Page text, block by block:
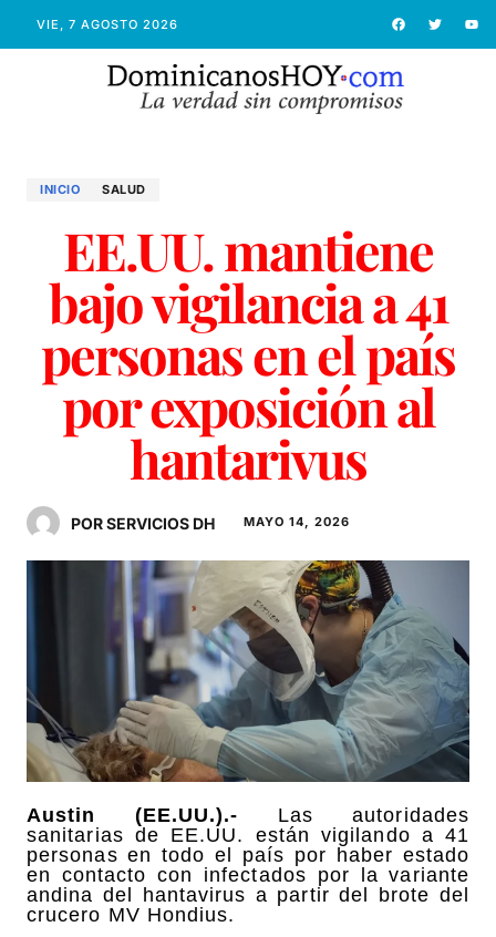
VIE, 7 AGOSTO 2026
INICIO SALUD
EE.UU. mantiene
bajo vigilancia a 41
personas en el país
por exposición al
hantarivus
POR SERVICIOS DH MAYO 14, 2026
Austin (EE.UU.).- Las autoridades
sanitarias de EE.UU. están vigilando a 41
personas en todo el país por haber estado
en contacto con infectados por la variante
andina del hantavirus a partir del brote del
crucero MV Hondius.